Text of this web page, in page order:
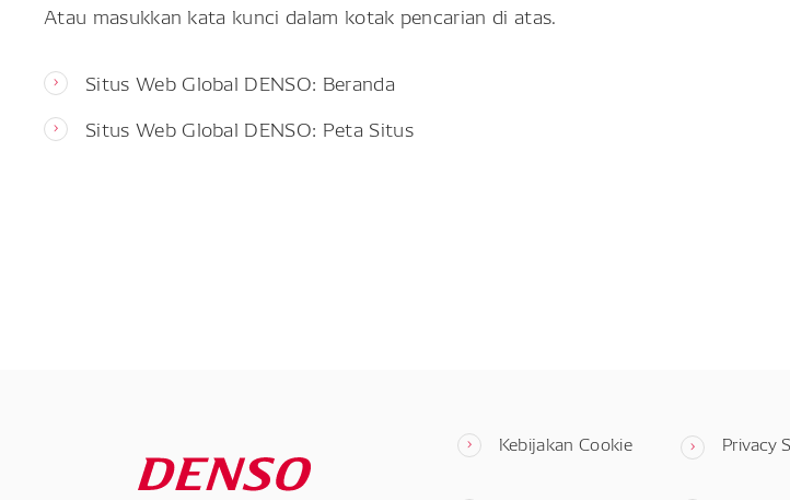
Atau masukkan kata kunci dalam kotak pencarian di atas.
Situs Web Global DENSO: Beranda
Situs Web Global DENSO: Peta Situs
Kebijakan Cookie Privacy